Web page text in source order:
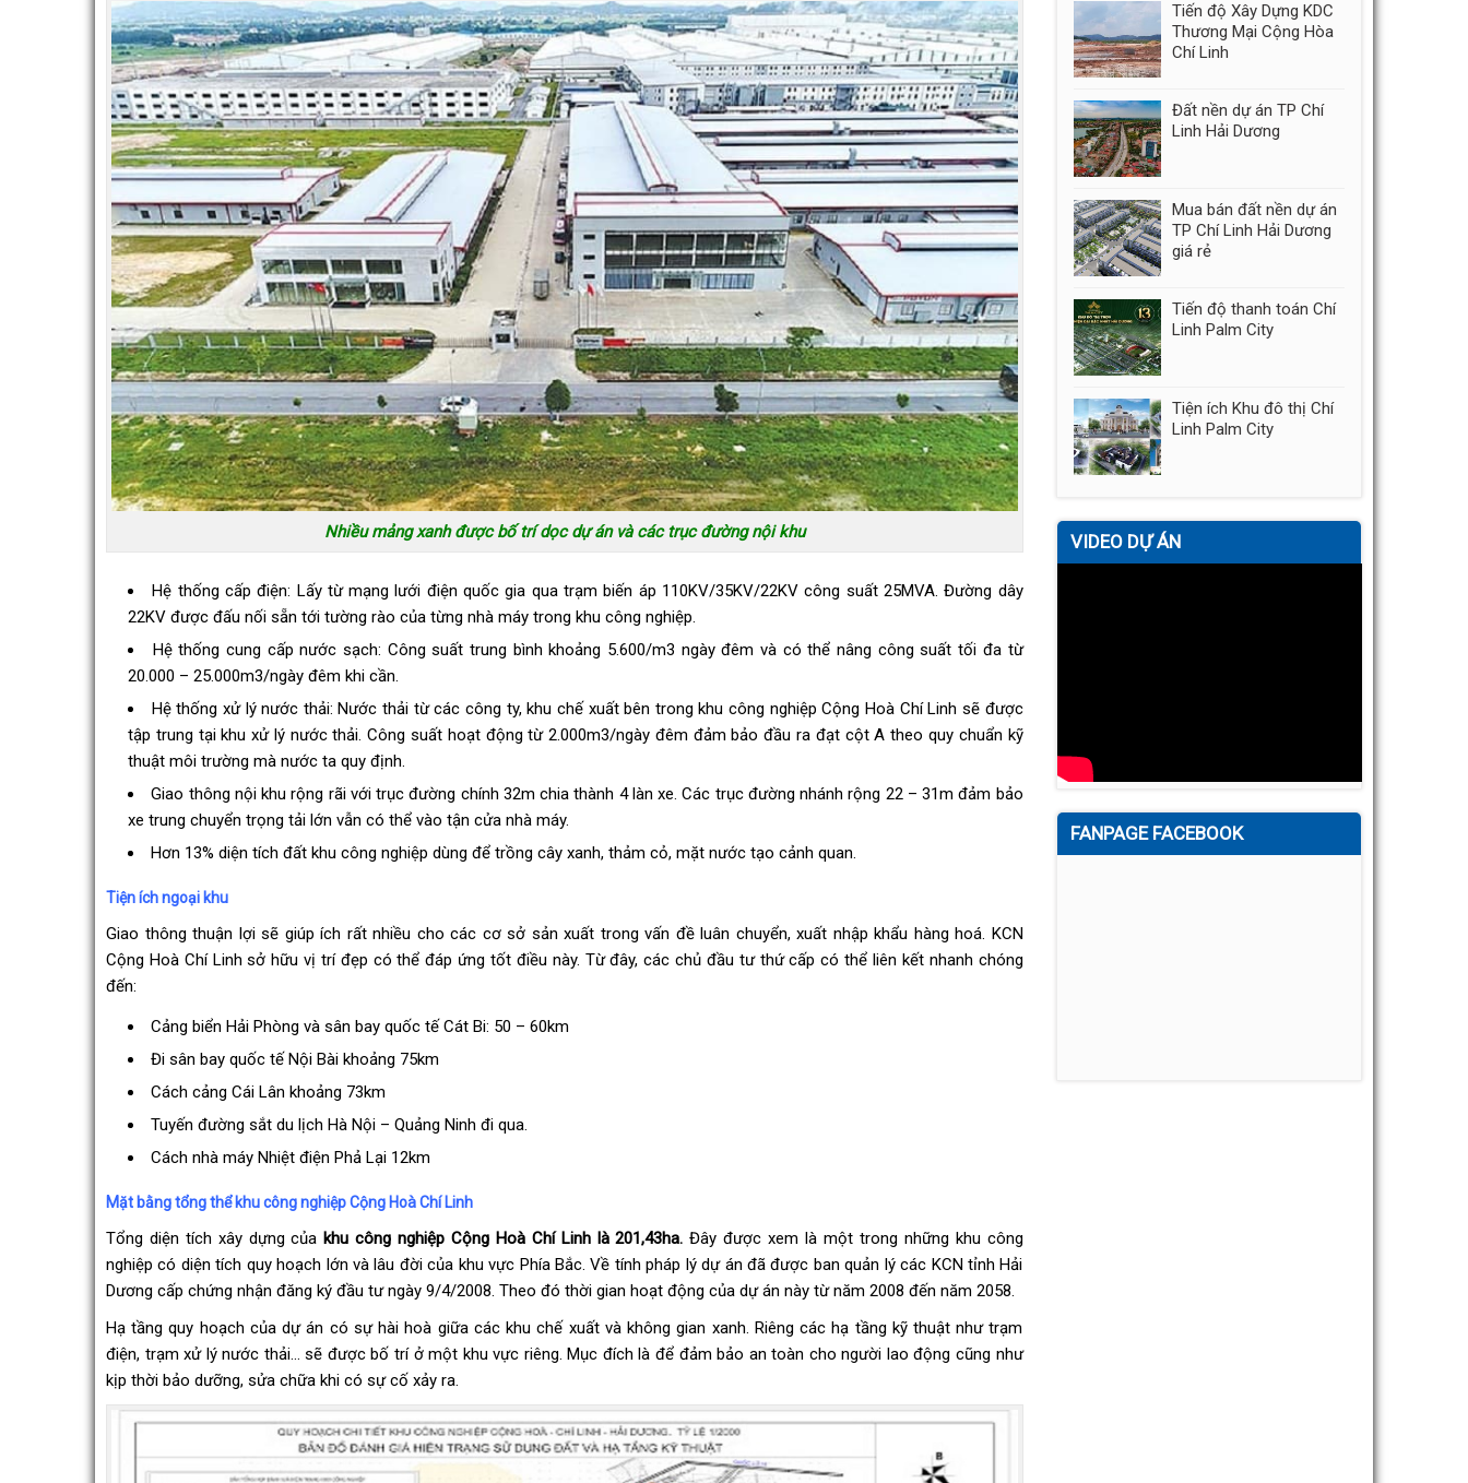
Nhiều mảng xanh được bố trí dọc dự án và các trục đường nội khu
Hệ thống cấp điện: Lấy từ mạng lưới điện quốc gia qua trạm biến áp 110KV/35KV/22KV công suất 25MVA. Đường dây
22KV được đấu nối sẵn tới tường rào của từng nhà máy trong khu công nghiệp.
Hệ thống cung cấp nước sạch: Công suất trung bình khoảng 5.600/m3 ngày đêm và có thể nâng công suất tối đa từ
20.000 – 25.000m3/ngày đêm khi cần.
Hệ thống xử lý nước thải: Nước thải từ các công ty, khu chế xuất bên trong khu công nghiệp Cộng Hoà Chí Linh sẽ được
tập trung tại khu xử lý nước thải. Công suất hoạt động từ 2.000m3/ngày đêm đảm bảo đầu ra đạt cột A theo quy chuẩn kỹ
thuật môi trường mà nước ta quy định.
Giao thông nội khu rộng rãi với trục đường chính 32m chia thành 4 làn xe. Các trục đường nhánh rộng 22 – 31m đảm bảo
xe trung chuyển trọng tải lớn vẫn có thể vào tận cửa nhà máy.
Hơn 13% diện tích đất khu công nghiệp dùng để trồng cây xanh, thảm cỏ, mặt nước tạo cảnh quan.
Tiện ích ngoại khu
Giao thông thuận lợi sẽ giúp ích rất nhiều cho các cơ sở sản xuất trong vấn đề luân chuyển, xuất nhập khẩu hàng hoá. KCN
Cộng Hoà Chí Linh sở hữu vị trí đẹp có thể đáp ứng tốt điều này. Từ đây, các chủ đầu tư thứ cấp có thể liên kết nhanh chóng
đến:
Cảng biển Hải Phòng và sân bay quốc tế Cát Bi: 50 – 60km
Đi sân bay quốc tế Nội Bài khoảng 75km
Cách cảng Cái Lân khoảng 73km
Tuyến đường sắt du lịch Hà Nội – Quảng Ninh đi qua.
Cách nhà máy Nhiệt điện Phả Lại 12km
Mặt bằng tổng thể khu công nghiệp Cộng Hoà Chí Linh
Tổng diện tích xây dựng củakhu công nghiệp Cộng Hoà Chí Linh là 201,43ha. Đây được xem là một trong những khu công
nghiệp có diện tích quy hoạch lớn và lâu đời của khu vực Phía Bắc. Về tính pháp lý dự án đã được ban quản lý các KCN tỉnh Hải
Dương cấp chứng nhận đăng ký đầu tư ngày 9/4/2008. Theo đó thời gian hoạt động của dự án này từ năm 2008 đến năm 2058.
Hạ tầng quy hoạch của dự án có sự hài hoà giữa các khu chế xuất và không gian xanh. Riêng các hạ tầng kỹ thuật như trạm
điện, trạm xử lý nước thải… sẽ được bố trí ở một khu vực riêng. Mục đích là để đảm bảo an toàn cho người lao động cũng như
kịp thời bảo dưỡng, sửa chữa khi có sự cố xảy ra.
Tiến độ Xây Dựng KDC
Thương Mại Cộng Hòa
Chí Linh
Đất nền dự án TP Chí
Linh Hải Dương
Mua bán đất nền dự án
TP Chí Linh Hải Dương
giá rẻ
Tiến độ thanh toán Chí
Linh Palm City
Tiện ích Khu đô thị Chí
Linh Palm City
VIDEO DỰ ÁN
FANPAGE FACEBOOK